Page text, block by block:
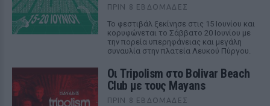
ΠΡΙΝ 8 ΕΒΔΟΜΆΔΕΣ
Το φεστιβάλ ξεκίνησε στις 15 Ιουνίου και
κορυφώνεται το Σάββατο 20 Ιουνίου με
την πορεία υπερηφάνειας και μεγάλη
συναυλία στην πλατεία Λευκού Πύργου.
Οι Tripolism στο Bolivar Beach
Club με τους Mayans
ΠΡΙΝ 8 ΕΒΔΟΜΆΔΕΣ